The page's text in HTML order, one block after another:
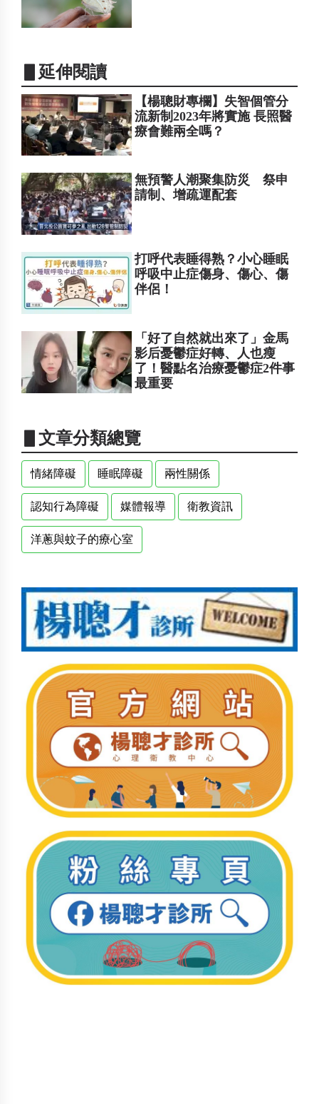
▋延伸閱讀
【楊聰財專欄】失智個管分
流新制2023年將實施 長照醫
療會難兩全嗎？
無預警人潮聚集防災 祭申
請制、增疏運配套
打呼代表睡得熟？小心睡眠
呼吸中止症傷身、傷心、傷
伴侶！
「好了自然就出來了」金馬
影后憂鬱症好轉、人也瘦
了！醫點名治療憂鬱症2件事
最重要
▋文章分類總覽
情緒障礙 睡眠障礙 兩性關係
認知行為障礙 媒體報導 衛教資訊
洋蔥與蚊子的療心室